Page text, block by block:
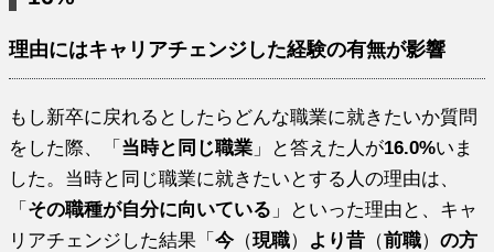
理由にはキャリアチェンジした経験の有無が影響
もし新卒に戻れるとしたらどんな職業に就きたいか質問
をした際、「 当時と同じ職業 」と答えた人が16.0%いま
した。当時と同じ職業に就きたいとする人の理由は、
「 その職種が自分に向いている 」といった理由と、キャ
リアチェンジした結果「今 （現職） より昔 （前職）の方